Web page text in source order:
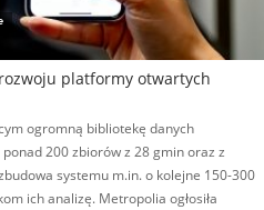
platformy otwartych
ogromną bibliotekę danych
200 zbiorów z 28 gmin oraz z
systemu m.in. o kolejne 150-300
ich analizę. Metropolia ogłosiła